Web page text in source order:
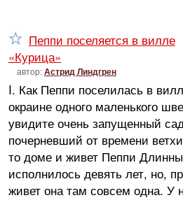
Пеппи поселяется в вилле
«Курица»
автор:Астрид Линдгрен
I. Как Пеппи поселилась в
окраине одного маленького
увидите очень запущенный
почерневший от времени
то доме и живет Пеппи
исполнилось девять лет, но,
живет она там совсем одна. У